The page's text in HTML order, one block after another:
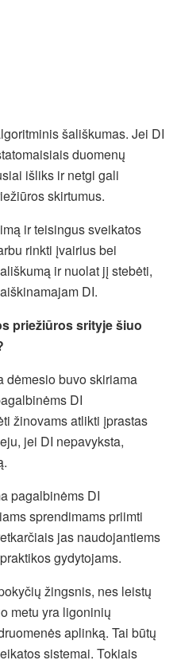
šališkumas. Jei DI
duomenų
išliks ir netgi gali
skirtumus.
ir teisingus sveikatos
rinkti įvairius bei
ir nuolat jį stebėti,
DI.
priežiūros srityje šiuo
dėmesio buvo skiriama
DI
žinovams atlikti įprastas
jei DI nepavyksta,
pagalbinėms DI
sprendimams priimti
jas naudojantiems
gydytojams.
žingsnis, nes leistų
metu yra ligoninių
aplinką. Tai būtų
sistemai. Tokiais